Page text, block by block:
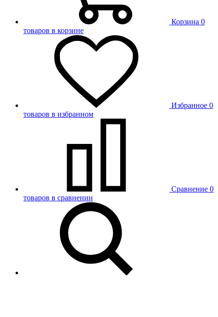
Корзина 0
товаров в корзине
Избранное 0
товаров в избранном
Сравнение 0
товаров в сравнении